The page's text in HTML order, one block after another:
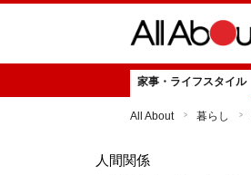
家事・ライフスタイル
All About 暮らし
人間関係